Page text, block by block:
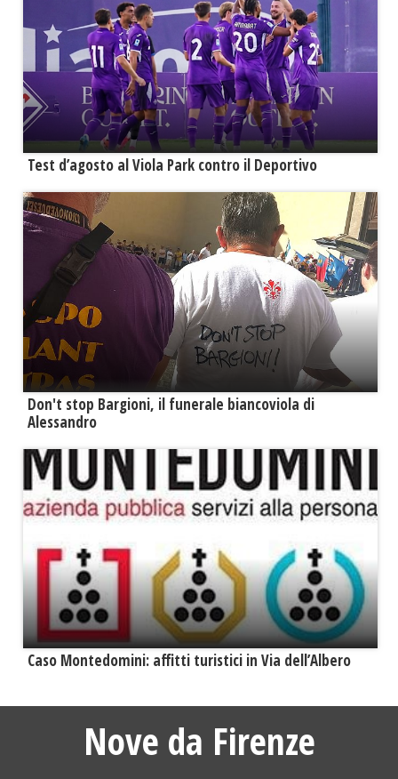
Test d’agosto al Viola Park contro il Deportivo
Don't stop Bargioni, il funerale biancoviola di
Alessandro
Caso Montedomini: affitti turistici in Via dell’Albero
Nove da Firenze